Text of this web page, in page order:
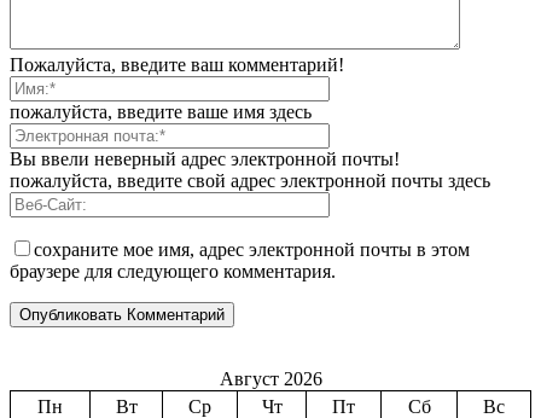
Пожалуйста, введите ваш комментарий!
пожалуйста, введите ваше имя здесь
Вы ввели неверный адрес электронной почты!
пожалуйста, введите свой адрес электронной почты здесь
сохраните мое имя, адрес электронной почты в этом
браузере для следующего комментария.
Август 2026
Пн
Вт Ср Чт Пт Сб
Вс